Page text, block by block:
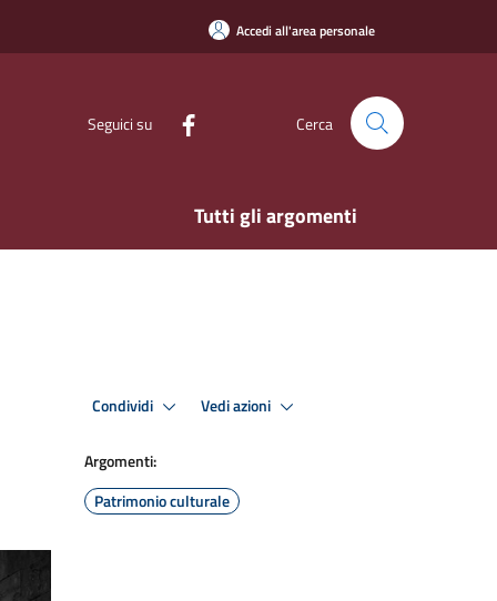
Accedi all'area personale
Seguici su Cerca
Tutti gli argomenti
Condividi Vedi azioni
Argomenti:
Patrimonio culturale